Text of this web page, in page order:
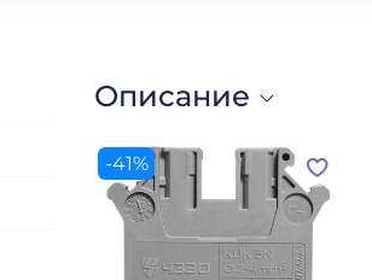
Описание
-41%